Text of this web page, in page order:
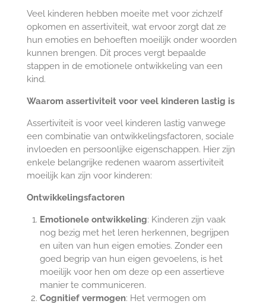
Veel kinderen hebben moeite met voor zichzelf
opkomen en assertiviteit, wat ervoor zorgt dat ze
hun emoties en behoeften moeilijk onder woorden
kunnen brengen. Dit proces vergt bepaalde
stappen in de emotionele ontwikkeling van een
kind.
Waarom assertiviteit voor veel kinderen lastig is
Assertiviteit is voor veel kinderen lastig vanwege
een combinatie van ontwikkelingsfactoren, sociale
invloeden en persoonlijke eigenschappen. Hier zijn
enkele belangrijke redenen waarom assertiviteit
moeilijk kan zijn voor kinderen:
Ontwikkelingsfactoren
Emotionele ontwikkeling: Kinderen zijn vaak
nog bezig met het leren herkennen, begrijpen
en uiten van hun eigen emoties. Zonder een
goed begrip van hun eigen gevoelens, is het
moeilijk voor hen om deze op een assertieve
manier te communiceren.
Cognitief vermogen: Het vermogen om